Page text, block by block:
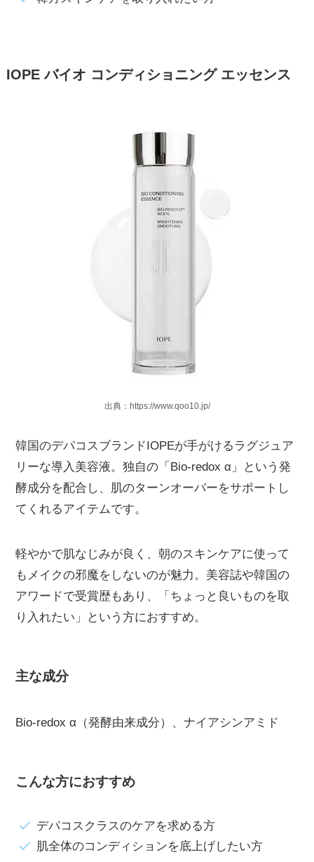
IOPE バイオ コンディショニング エッセンス
出典：https://www.qoo10.jp/
韓国のデパコスブランドIOPEが手がけるラグジュア
リーな導入美容液。独自の「Bio-redox α」という発
酵成分を配合し、肌のターンオーバーをサポートし
てくれるアイテムです。
軽やかで肌なじみが良く、朝のスキンケアに使って
もメイクの邪魔をしないのが魅力。美容誌や韓国の
アワードで受賞歴もあり、「ちょっと良いものを取
り入れたい」という方におすすめ。
主な成分
Bio-redox α（発酵由来成分）、ナイアシンアミド
こんな方におすすめ
デパコスクラスのケアを求める方
肌全体のコンディションを底上げしたい方